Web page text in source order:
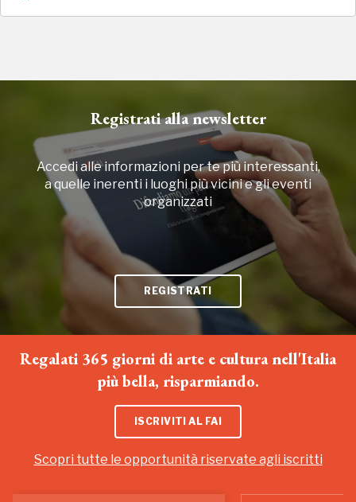
Registrati alla newsletter
Accedi alle informazioni per te più interessanti,
a quelle inerenti i luoghi più vicini e gli eventi
organizzati
REGISTRATI
Regalati 365 giorni di arte e cultura nell'Italia
più bella, risparmiando.
ISCRIVITI AL FAI
Scopri tutte le opportunità riservate agli iscritti